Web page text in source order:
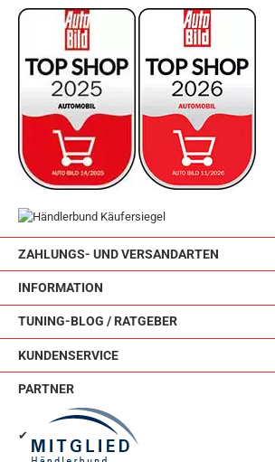
ZAHLUNGS- UND VERSANDARTEN
INFORMATION
TUNING-BLOG / RATGEBER
KUNDENSERVICE
PARTNER
✔